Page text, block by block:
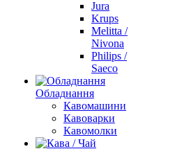
Jura
Krups
Melitta /
Nivona
Philips /
Saeco
Обладнання
Кавомашини
Кавоварки
Кавомолки